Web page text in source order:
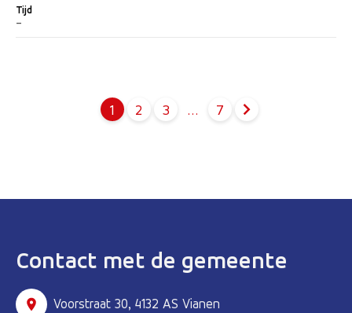
Tijd
-
1 2 3 … 7
Contact met de gemeente
Voorstraat 30, 4132 AS Vianen